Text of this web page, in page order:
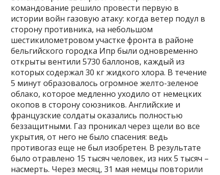
командование решило провести первую в
истории войн газовую атаку: когда ветер подул в
сторону противника, на небольшом
шестикилометровом участке фронта в районе
бельгийского городка Ипр были одновременно
открыты вентили 5730 баллонов, каждый из
которых содержал 30 кг жидкого хлора. В течение
5 минут образовалось огромное желто-зеленое
облако, которое медленно уходило от немецких
окопов в сторону союзников. Английские и
французские солдаты оказались полностью
беззащитными. Газ проникал через щели во все
укрытия, от него не было спасения: ведь
противогаз еще не был изобретен. В результате
было отравлено 15 тысяч человек, из них 5 тысяч –
насмерть. Через месяц, 31 мая немцы повторили